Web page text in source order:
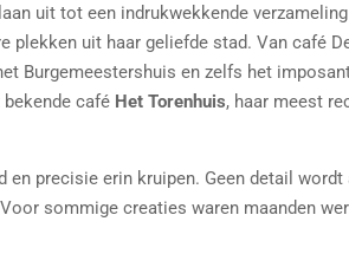
uit tot een indrukwekkende
uit haar geliefde stad. Van café
Burgemeestershuis en zelfs het
café Het Torenhuis, haar meest
precisie erin kruipen. Geen detail
sommige creaties waren maanden